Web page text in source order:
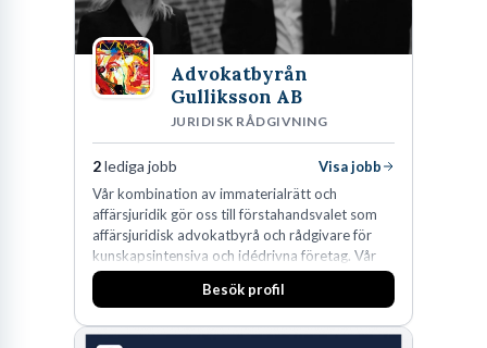
Advokatbyrån
Gulliksson AB
JURIDISK RÅDGIVNING
2lediga jobb
Visa jobb
Vår kombination av immaterialrätt och
affärsjuridik gör oss till förstahandsvalet som
affärsjuridisk advokatbyrå och rådgivare för
kunskapsintensiva och idédrivna företag. Vår
expertis inom IP-tillgångar har gett oss en
marknadsledande position. Våra klienter väljer
skydda, utveckla och kommersialisera
Besök profil